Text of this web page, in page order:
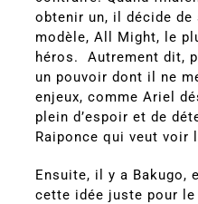
obtenir un, il décide de
modèle, All Might, le
héros. Autrement dit,
un pouvoir dont il ne
enjeux, comme Ariel
plein d’espoir et de
Raiponce qui veut voir
Ensuite, il y a Bakugo,
cette idée juste pour